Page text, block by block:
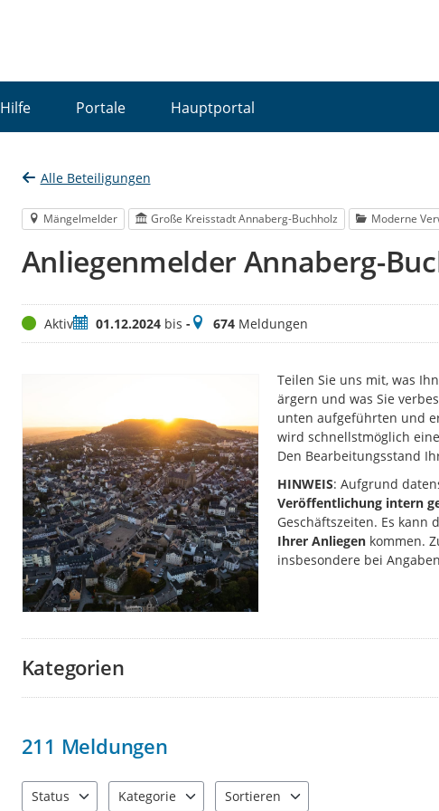
Hilfe Portale Hauptportal
Alle Beteiligungen
Mängelmelder Große Kreisstadt Annaberg-Buchholz Moderne
Anliegenmelder Annaberg-
StatusAktivZeitraum
01.12.2024bis -Meldungen
674Meldungen
Teilen Sie uns mit, was
ärgern und was Sie
unten aufgeführten und
wird schnellstmöglich
Den Bearbeitungsstand
HINWEIS: Aufgrund
Veröffentlichung intern
Geschäftszeiten. Es kann
Ihrer Anliegen kommen.
insbesondere bei
Kategorien
211 Meldungen
Status
Kategorie
Sortieren